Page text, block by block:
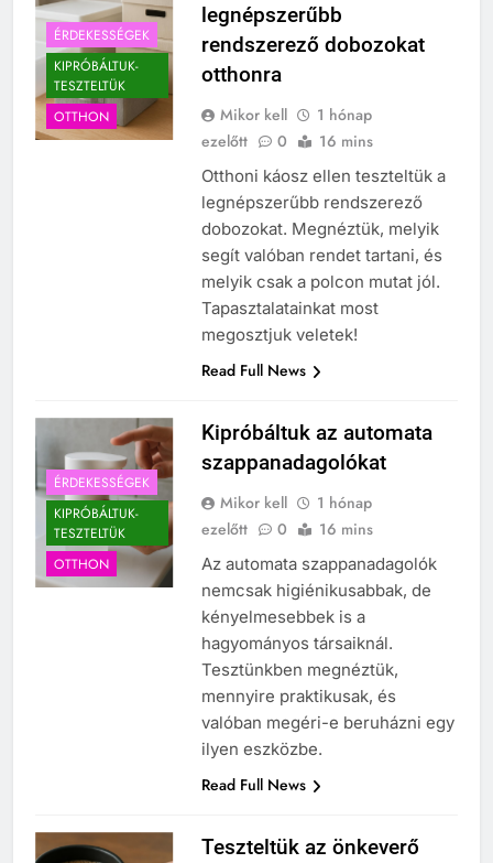
ÉRDEKESSÉGEK
KIPRÓBÁLTUK-
TESZTELTÜK
OTTHON
legnépszerűbb
rendszerező dobozokat
otthonra
Mikor kell
1 hónap
ezelőtt
0 16 mins
Otthoni káosz ellen teszteltük a
legnépszerűbb rendszerező
dobozokat. Megnéztük, melyik
segít valóban rendet tartani, és
melyik csak a polcon mutat jól.
Tapasztalatainkat most
megosztjuk veletek!
Read Full News
ÉRDEKESSÉGEK
KIPRÓBÁLTUK-
TESZTELTÜK
OTTHON
Kipróbáltuk az automata
szappanadagolókat
Mikor kell
1 hónap
ezelőtt
0 16 mins
Az automata szappanadagolók
nemcsak higiénikusabbak, de
kényelmesebbek is a
hagyományos társaiknál.
Tesztünkben megnéztük,
mennyire praktikusak, és
valóban megéri-e beruházni egy
ilyen eszközbe.
Read Full News
Teszteltük az önkeverő